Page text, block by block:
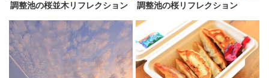
調整池の桜並木リフレクション 調整池の桜リフレクション